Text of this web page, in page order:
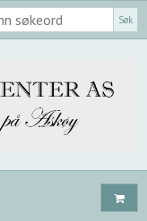
Søk